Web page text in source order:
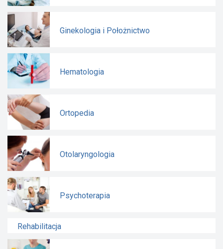
Ginekologia i Położnictwo
Hematologia
Ortopedia
Otolaryngologia
Psychoterapia
Rehabilitacja